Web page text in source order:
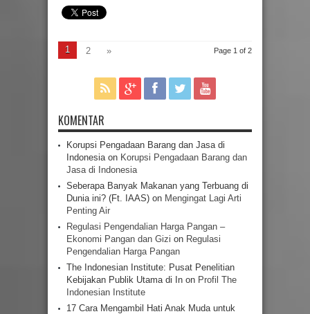
Page 1 of 2
1 2 »
KOMENTAR
Korupsi Pengadaan Barang dan Jasa di
Indonesia on Korupsi Pengadaan Barang dan
Jasa di Indonesia
Seberapa Banyak Makanan yang Terbuang di
Dunia ini? (Ft. IAAS) on Mengingat Lagi Arti
Penting Air
Regulasi Pengendalian Harga Pangan –
Ekonomi Pangan dan Gizi on Regulasi
Pengendalian Harga Pangan
The Indonesian Institute: Pusat Penelitian
Kebijakan Publik Utama di In on Profil The
Indonesian Institute
17 Cara Mengambil Hati Anak Muda untuk